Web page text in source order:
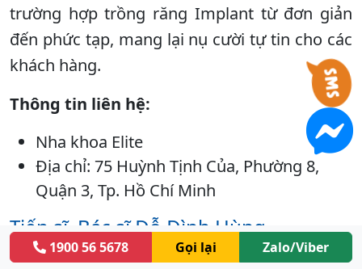
trường hợp trồng răng Implant từ đơn giản
đến phức tạp, mang lại nụ cười tự tin cho các
khách hàng.
Thông tin liên hệ:
Nha khoa Elite
Địa chỉ: 75 Huỳnh Tịnh Của, Phường 8,
Quận 3, Tp. Hồ Chí Minh
Tiến sĩ, Bác sĩ Đỗ Đình Hùng
Ts.Bs Đỗ Đình Hùng với hơn 20 năm kinh
1900 56 5678 Gọi lại Zalo/Viber